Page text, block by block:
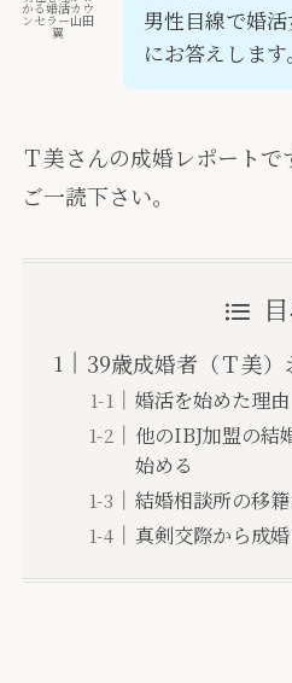
かる婚活カウ
ンセラー山田
翼
男性目線で婚
にお答えします。
Ｔ美さんの成婚レポートで
ご一読下さい。
39歳成婚者（Ｔ美
婚活を始めた理由
他のIBJ加盟の結
始める
結婚相談所の移
真剣交際から成